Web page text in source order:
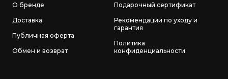
О бренде
Доставка
Публичная оферта
Обмен и возврат
Подарочный сертификат
Рекомендации по уходу и
гарантия
Политика
конфиденциальности